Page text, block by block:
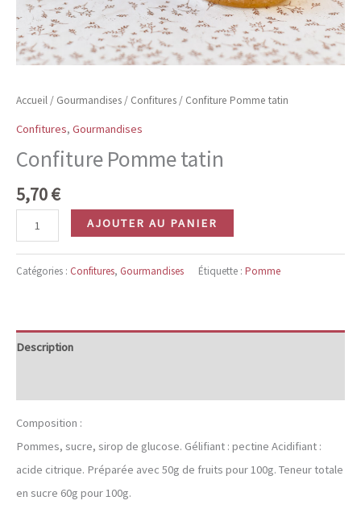
Accueil / Gourmandises / Confitures / Confiture Pomme tatin
Confitures, Gourmandises
Confiture Pomme tatin
5,70€
quantité
de
Confiture
AJOUTER AU PANIER
Catégories : Confitures, Gourmandises Étiquette : Pomme
Description
Composition :
Pommes, sucre, sirop de glucose. Gélifiant : pectine Acidifiant :
acide citrique. Préparée avec 50g de fruits pour 100g. Teneur totale
en sucre 60g pour 100g.